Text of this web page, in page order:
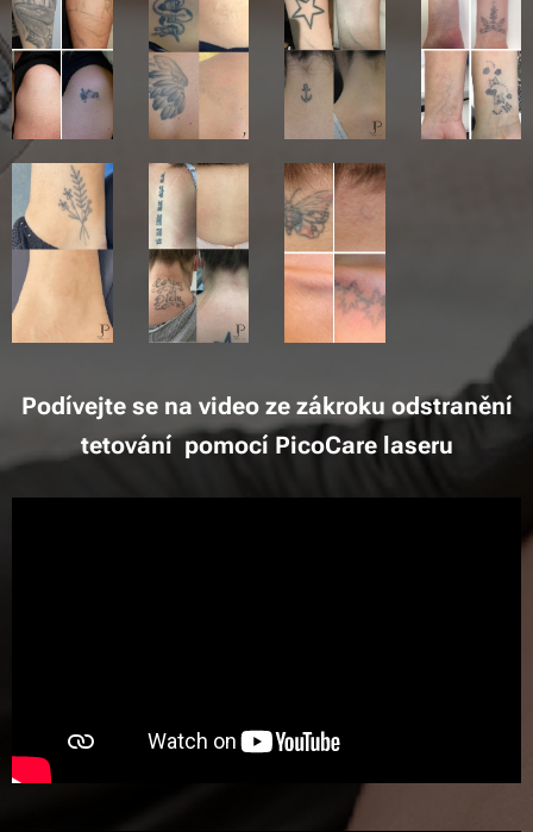
Podívejte se na video ze zákroku odstranění
tetování pomocí PicoCare laseru